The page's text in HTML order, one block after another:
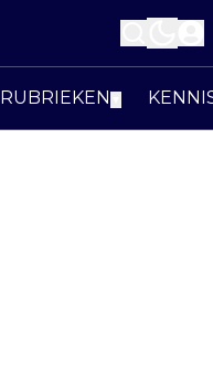
RUBRIEKEN